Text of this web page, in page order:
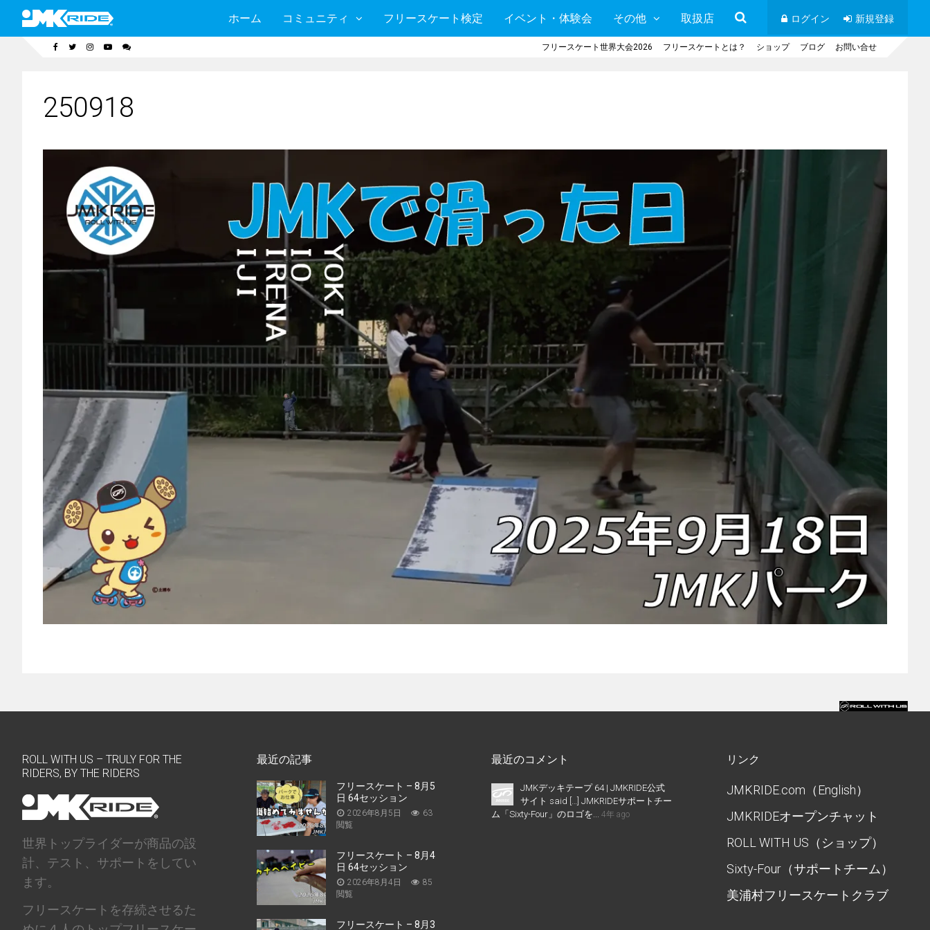
ホーム コミュニティ フリースケート検定 イベント・体験会 その他 取扱店 ログイン 新規登録
フリースケート世界大会2026 フリースケートとは？ ショップ ブログ お問い合せ
250918
ROLL WITH US – TRULY FOR THE
RIDERS, BY THE RIDERS
世界トップライダーが商品の設
計、テスト、サポートをしてい
ます。
フリースケートを存続させるた
最近の記事
フリースケート – 8月5
日 64セッション
2026年8月5日
63
閲覧
フリースケート – 8月4
日 64セッション
2026年8月4日
85
閲覧
フリースケート – 8月3
最近のコメント
JMKデッキテープ 64 | JMKRIDE公式
サイト said […] JMKRIDEサポートチー
ム「Sixty-Four」のロゴを... 4年 ago
リンク
JMKRIDE.com（English）
JMKRIDEオープンチャット
ROLL WITH US（ショップ）
Sixty-Four（サポートチーム）
美浦村フリースケートクラブ